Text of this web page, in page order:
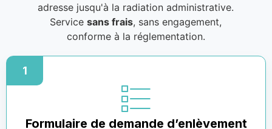
adresse jusqu'à la radiation administrative.
Servicesans frais, sans engagement,
conforme à la réglementation.
1
Formulaire de demande d’enlèvement